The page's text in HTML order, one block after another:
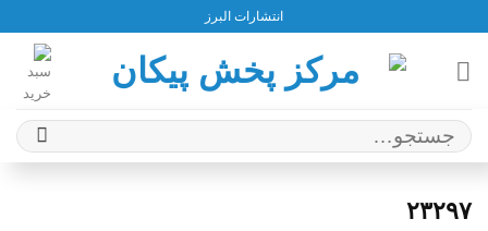
content
انتشارات البرز
جستجو
برای:
۲۳۲۹۷